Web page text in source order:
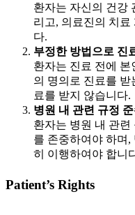
환자는 자신의 건강
리고, 의료진의 치료
다.
부정한 방법으로 진
환자는 진료 전에
의 명의로 진료를 받
료를 받지 않습니다.
병원 내 관련 규정
환자는 병원 내 관
를 존중하여야 하며,
히 이행하여야 합니
Patient’s Rights